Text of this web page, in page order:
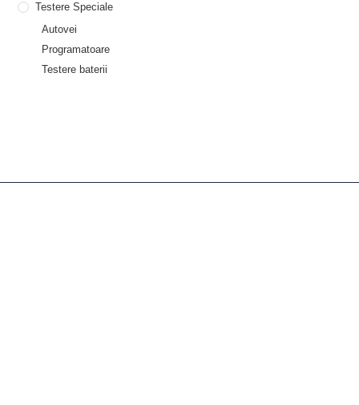
Testere Speciale
Autovei
Programatoare
Testere baterii